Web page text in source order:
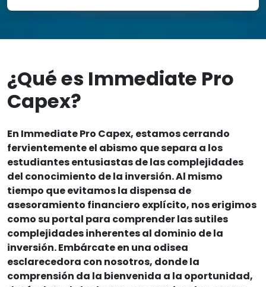
¿Qué es Immediate Pro
Capex?
En Immediate Pro Capex, estamos cerrando
fervientemente el abismo que separa a los
estudiantes entusiastas de las complejidades
del conocimiento de la inversión. Al mismo
tiempo que evitamos la dispensa de
asesoramiento financiero explícito, nos erigimos
como su portal para comprender las sutiles
complejidades inherentes al dominio de la
inversión. Embárcate en una odisea
esclarecedora con nosotros, donde la
comprensión da la bienvenida a la oportunidad,